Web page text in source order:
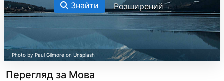
Знайти Розширений
Перегляд за Мова